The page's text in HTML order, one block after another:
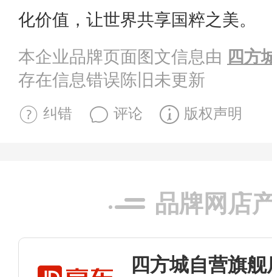
化价值，让世界共享国粹之美。
本企业品牌页面图文信息由 四方
存在信息错误陈旧未更新
纠错 评论 版权声明
品牌网店
四方城自营旗舰